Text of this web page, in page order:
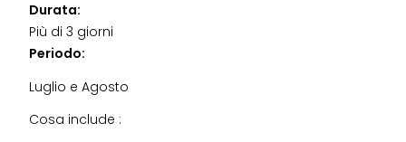
Durata:
Più di 3 giorni
Periodo:
Luglio e Agosto
Cosa include :